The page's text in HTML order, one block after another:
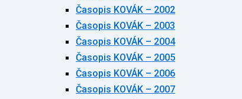
Časopis KOVÁK – 2002
Časopis KOVÁK – 2003
Časopis KOVÁK – 2004
Časopis KOVÁK – 2005
Časopis KOVÁK – 2006
Časopis KOVÁK – 2007